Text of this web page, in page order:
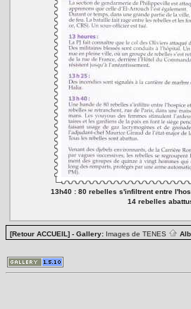
13h40 : 80 rebelles s'infiltrent entre
14 rebelles
[Retour ACCUEIL] - Gallery: Images de TENES